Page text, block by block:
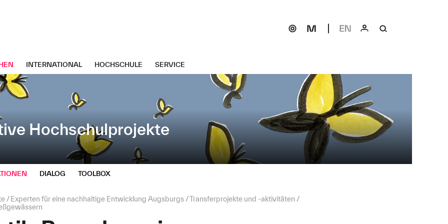
Hochschulprojekte
INTERNATIONAL HOCHSCHULE SERVICE
DIALOG TOOLBOX
Experten für eine nachhaltige Entwicklung Augsburgs
Transferprojekte und -aktivitäten